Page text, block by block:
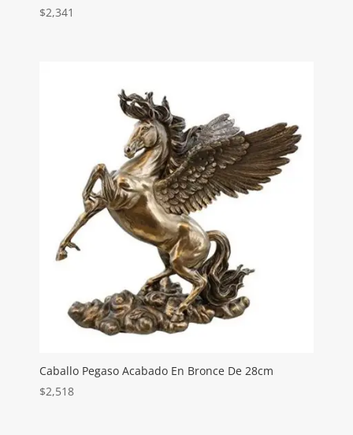
$2,341
Caballo Pegaso Acabado En Bronce De 28cm
$2,518